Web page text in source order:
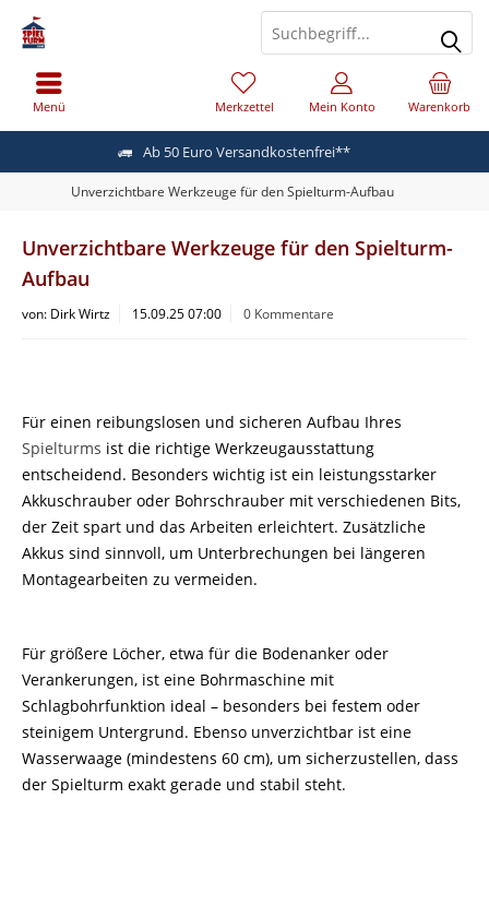
Ab 50 Euro Versandkostenfrei**
Menü Warenkorb
Merkzettel Mein Konto
Unverzichtbare Werkzeuge für den Spielturm-Aufbau
Unverzichtbare Werkzeuge für den Spielturm-
Aufbau
von: Dirk Wirtz 15.09.25 07:00 0 Kommentare
Für einen reibungslosen und sicheren Aufbau Ihres
Spielturms ist die richtige Werkzeugausstattung
entscheidend. Besonders wichtig ist ein leistungsstarker
Akkuschrauber oder Bohrschrauber mit verschiedenen Bits,
der Zeit spart und das Arbeiten erleichtert. Zusätzliche
Akkus sind sinnvoll, um Unterbrechungen bei längeren
Montagearbeiten zu vermeiden.
Für größere Löcher, etwa für die Bodenanker oder
Verankerungen, ist eine Bohrmaschine mit
Schlagbohrfunktion ideal – besonders bei festem oder
steinigem Untergrund. Ebenso unverzichtbar ist eine
Wasserwaage (mindestens 60 cm), um sicherzustellen, dass
der Spielturm exakt gerade und stabil steht.